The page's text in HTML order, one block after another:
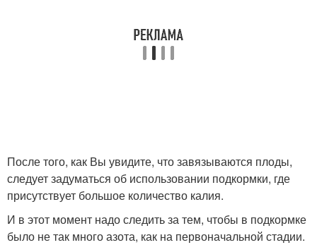
После того, как Вы увидите, что завязываются плоды,
следует задуматься об использовании подкормки, где
присутствует большое количество калия.
И в этот момент надо следить за тем, чтобы в подкормке
было не так много азота, как на первоначальной стадии.